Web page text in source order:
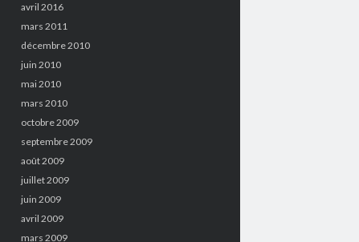
avril 2016
mars 2011
décembre 2010
juin 2010
mai 2010
mars 2010
octobre 2009
septembre 2009
août 2009
juillet 2009
juin 2009
avril 2009
mars 2009